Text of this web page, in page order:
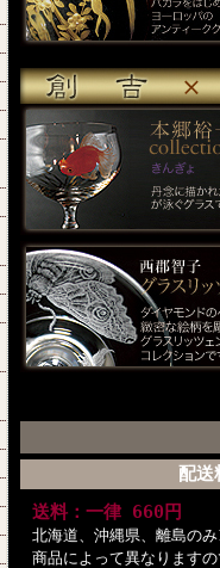
配送
送料：一律 660円
北海道、沖縄県、離島の
商品によって異なります